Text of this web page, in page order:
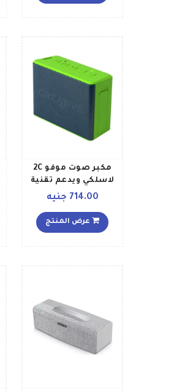
مكبر صوت موفو 2C
لاسلكي ويدعم تقنية
البلوتوث أخضر
714.00 جنيه
عرض المنتج